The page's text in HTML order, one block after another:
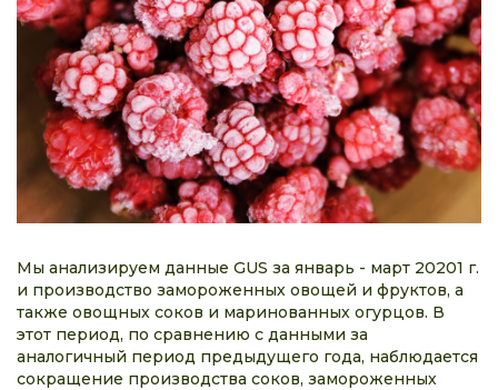
Мы анализируем данные GUS за январь - март 20201 г.
и производство замороженных овощей и фруктов, а
также овощных соков и маринованных огурцов. В
этот период, по сравнению с данными за
аналогичный период предыдущего года, наблюдается
сокращение производства соков, замороженных